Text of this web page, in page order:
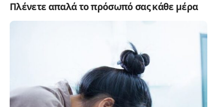
Πλένετε απαλά το πρόσωπό σας κάθε μέρα